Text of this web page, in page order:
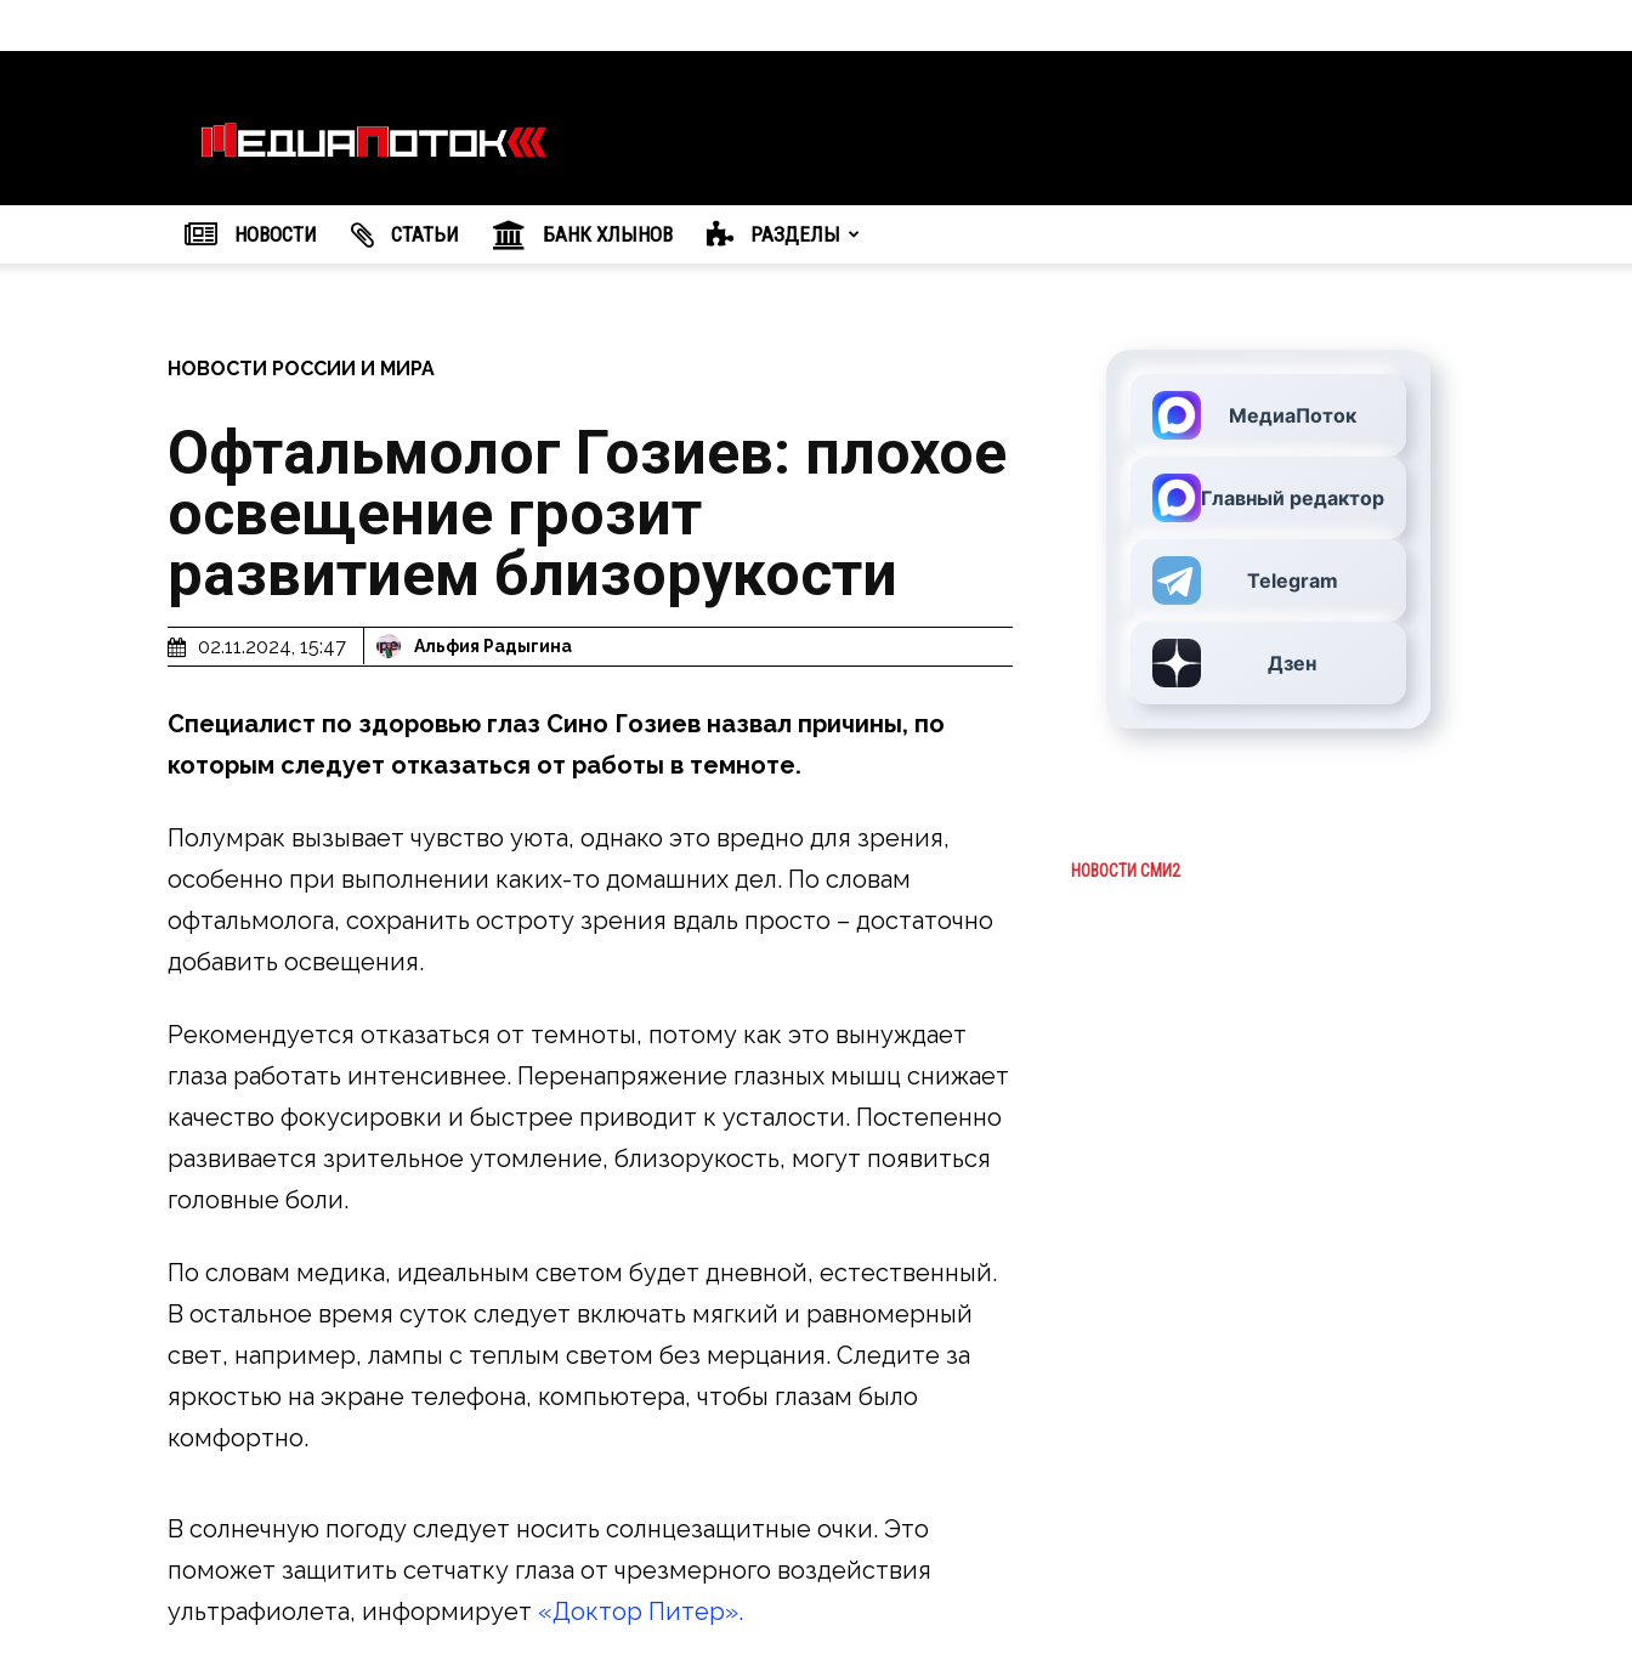
агентство
"МедиаПоток"
НОВОСТИ CТАТЬИ БАНК ХЛЫНОВ РАЗДЕЛЫ
НОВОСТИ РОССИИ И МИРА
Офтальмолог Гозиев: плохое
освещение грозит
развитием близорукости
02.11.2024, 15:47 Альфия Радыгина
Специалист по здоровью глаз Сино Гозиев назвал причины, по
которым следует отказаться от работы в темноте.
Полумрак вызывает чувство уюта, однако это вредно для зрения,
особенно при выполнении каких-то домашних дел. По словам
офтальмолога, сохранить остроту зрения вдаль просто – достаточно
добавить освещения.
Рекомендуется отказаться от темноты, потому как это вынуждает
глаза работать интенсивнее. Перенапряжение глазных мышц снижает
качество фокусировки и быстрее приводит к усталости. Постепенно
развивается зрительное утомление, близорукость, могут появиться
головные боли.
По словам медика, идеальным светом будет дневной, естественный.
В остальное время суток следует включать мягкий и равномерный
свет, например, лампы с теплым светом без мерцания. Следите за
яркостью на экране телефона, компьютера, чтобы глазам было
комфортно.
В солнечную погоду следует носить солнцезащитные очки. Это
поможет защитить сетчатку глаза от чрезмерного воздействия
ультрафиолета, информирует «Доктор Питер».
МедиаПоток
Главный редактор
Telegram
Дзен
НОВОСТИ СМИ2